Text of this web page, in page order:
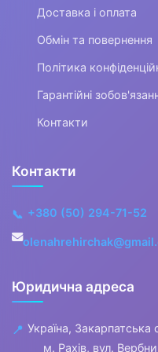
Одяг для
▶
Одяг для
Жіночий
Доставка і оплата
Обмін та повернення
Політика
Гарантійні
Контакти
Контакти
📞 +380 (50) 294-71-52
Юридична адреса
📍 Україна, Закарпатська
м. Рахів, вул.